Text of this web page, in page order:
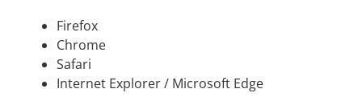
Firefox
Chrome
Safari
Internet Explorer / Microsoft Edge